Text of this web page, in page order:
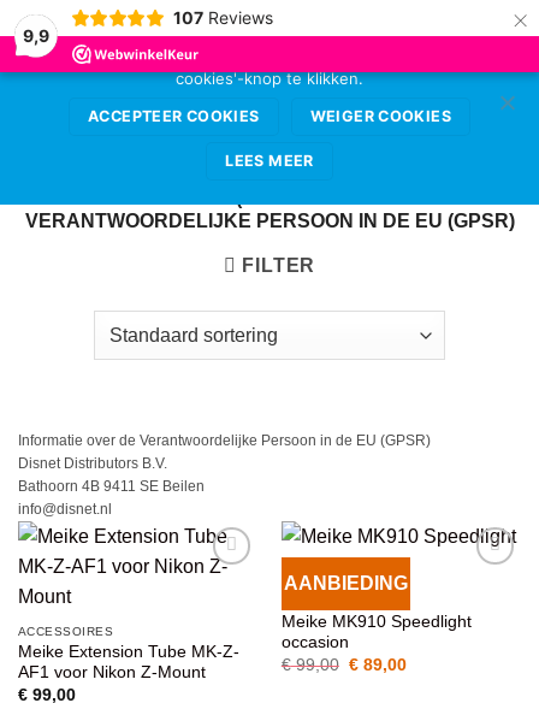
9,9
107 Reviews ×
0
VERANTWOORDELIJKE PERSOON IN DE EU (GPSR)
FILTER
Informatie over de Verantwoordelijke Persoon in de EU (GPSR)
Disnet Distributors B.V.
Bathoorn 4B 9411 SE Beilen
info@disnet.nl
ACCESSOIRES
Meike Extension Tube MK-Z-
AF1 voor Nikon Z-Mount
€99,00
AANBIEDINGVOEG TOE
WENSENLIJST
Meike MK910 Speedlight
occasion
€99,00 Oorspronkelijke
€89,00Huidige
Deze website gebruikt cookies voor de beste
gebruikerservaring. Sta deze toe door op de 'accepteer
cookies'-knop te klikken.
ACCEPTEER COOKIES WEIGER COOKIES
LEES MEER